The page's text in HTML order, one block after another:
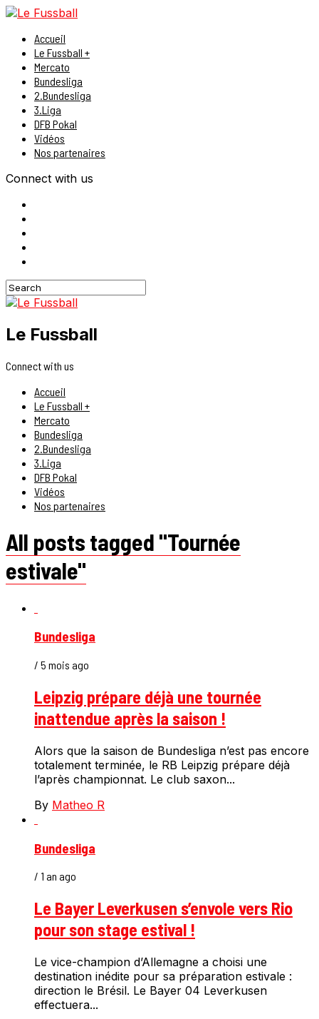
Accueil
Le Fussball +
Mercato
Bundesliga
2.Bundesliga
3.Liga
DFB Pokal
Vidéos
Nos partenaires
Connect with us
Le Fussball
Connect with us
Accueil
Le Fussball +
Mercato
Bundesliga
2.Bundesliga
3.Liga
DFB Pokal
Vidéos
Nos partenaires
All posts tagged "Tournée
estivale"
Bundesliga
/ 5 mois ago
Leipzig prépare déjà une tournée
inattendue après la saison !
Alors que la saison de Bundesliga n’est pas encore
totalement terminée, le RB Leipzig prépare déjà
l’après championnat. Le club saxon...
By Matheo R
Bundesliga
/ 1 an ago
Le Bayer Leverkusen s’envole vers Rio
pour son stage estival !
Le vice-champion d’Allemagne a choisi une
destination inédite pour sa préparation estivale :
direction le Brésil. Le Bayer 04 Leverkusen
effectuera...